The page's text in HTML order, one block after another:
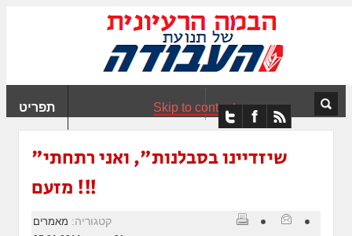
תפריט Skip to content
"שיזדיינו בסבלנות", ואני רתחתי
מזעם !!!
קטגוריה: מאמרים